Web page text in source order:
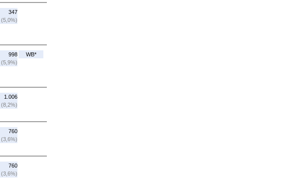
347
(5,0%)
998
(5,9%)
WB*
1.006
(8,2%)
760
(3,6%)
760
(3,6%)